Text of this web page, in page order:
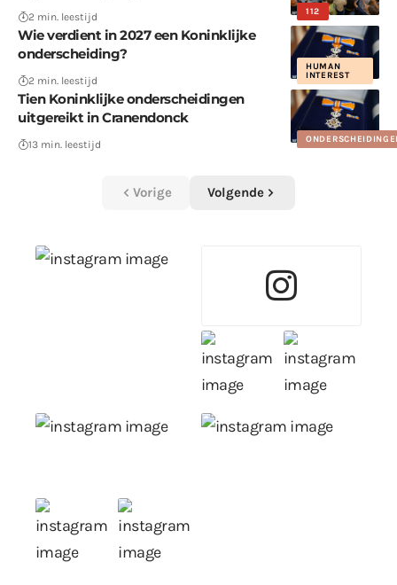
112
2 min. leestijd
HUMAN
INTEREST
Wie verdient in 2027 een Koninklijke
onderscheiding?
2 min. leestijd
Tien Koninklijke onderscheidingen
uitgereikt in Cranendonck
13 min. leestijd
Vorige Volgende